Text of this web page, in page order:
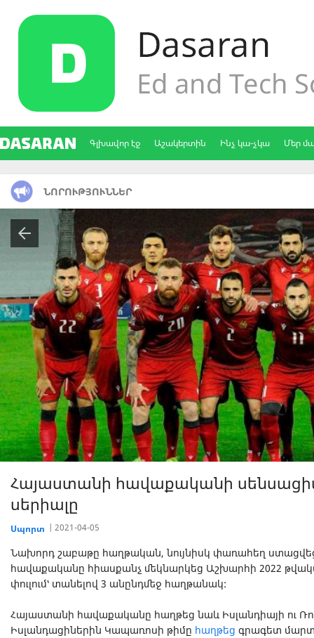
Գլխավոր էջ Աշակերտին Ինչ կա-չկա Մեր
ՆՈՐՈՒԹՅՈՒՆՆԵՐ
Հայաստանի հավաքականի
սերիալը
Սպորտ 2021-04-05
Նախորդ շաբաթը հաղթական, նույնիսկ փառահեղ
հավաքականը հիասքանչ մեկնարկեց Աշխարհի 2022
փուլում՝ տանելով 3 անընդմեջ հաղթանակ:
Հայաստանի հավաքականը հաղթեց նաև Իսլանդիայի ու
Իսլանդացիներին Կապառոսի թիմը հաղթեց գրագետ